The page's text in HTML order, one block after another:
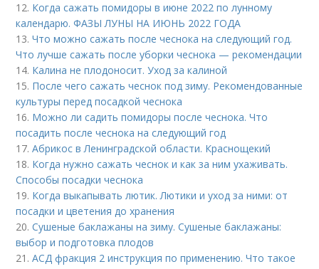
12. Когда сажать помидоры в июне 2022 по лунному
календарю. ФАЗЫ ЛУНЫ НА ИЮНЬ 2022 ГОДА
13.Что можно сажать после чеснока на следующий год.
Что лучше сажать после уборки чеснока — рекомендации
14. Калина не плодоносит. Уход за калиной
15. После чего сажать чеснок под зиму. Рекомендованные
культуры перед посадкой чеснока
16. Можно ли садить помидоры после чеснока. Что
посадить после чеснока на следующий год
17.Абрикос в Ленинградской области. Краснощекий
18. Когда нужно сажать чеснок и как за ним ухаживать.
Способы посадки чеснока
19. Когда выкапывать лютик. Лютики и уход за ними: от
посадки и цветения до хранения
20.Сушеные баклажаны на зиму. Сушеные баклажаны:
выбор и подготовка плодов
21.АСД фракция 2 инструкция по применению. Что такое